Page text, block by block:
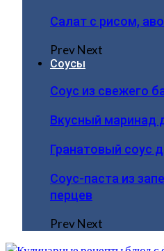
Салат с рисом,
PrevNext
Соусы
Соус из свежего
Вкусный маринад
Гранатовый соус
Соус-паста из
перцев
PrevNext